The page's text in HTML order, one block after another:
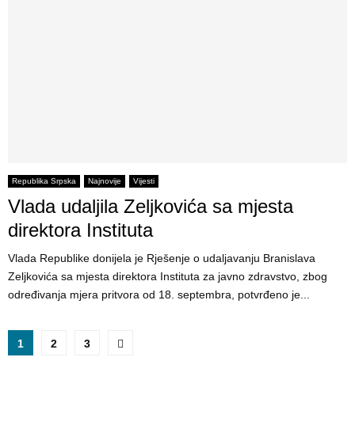
Republika Srpska Najnovije Vijesti
Vlada udaljila Zeljkovića sa mjesta
direktora Instituta
Vlada Republike donijela je Rješenje o udaljavanju Branislava
Zeljkovića sa mjesta direktora Instituta za javno zdravstvo, zbog
određivanja mjera pritvora od 18. septembra, potvrđeno je...
P
1 2 3